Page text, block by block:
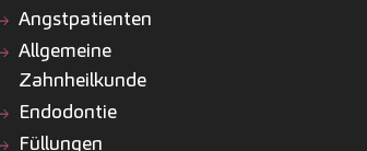
Angstpatienten
Allgemeine
Zahnheilkunde
Endodontie
Füllungen